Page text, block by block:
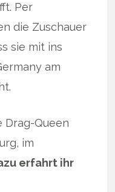
Per
die Zuschauer
sie mit ins
am
Drag-Queen
im
erfahrt ihr